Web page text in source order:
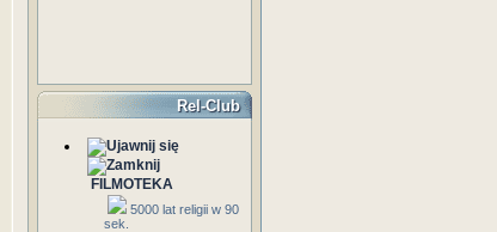
Rel-Club
FILMOTEKA
5000 lat religii w 90
sek.